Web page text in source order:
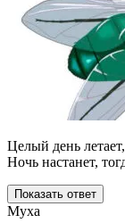
Целый день
Ночь настанет,
Показать ответ
Муха